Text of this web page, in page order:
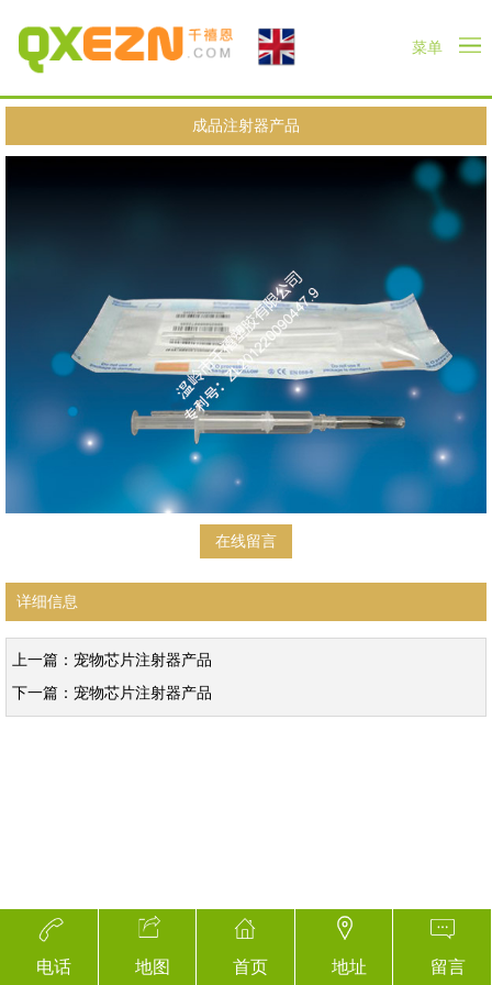
菜单
成品注射器产品
在线留言
详细信息
上一篇： 宠物芯片注射器产品
下一篇： 宠物芯片注射器产品
电话 地图 首页 地址 留言